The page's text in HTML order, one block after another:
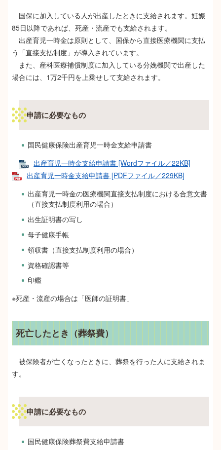
国保に加入している人が出産したときに支給されます。妊娠
85日以降であれば、死産・流産でも支給されます。
出産育児一時金は原則として、国保から直接医療機関に支払
う「直接支払制度」が導入されています。
また、産科医療補償制度に加入している分娩機関で出産した
場合には、1万2千円を上乗せして支給されます。
申請に必要なもの
国民健康保険出産育児一時金支給申請書
出産育児一時金支給申請書 [Wordファイル／22KB]
出産育児一時金支給申請書 [PDFファイル／229KB]
出産育児一時金の医療機関直接支払制度における合意文書
（直接支払制度利用の場合）
出生証明書の写し
母子健康手帳
領収書（直接支払制度利用の場合）
資格確認書等
印鑑
※死産・流産の場合は「医師の証明書」
死亡したとき（葬祭費）
被保険者が亡くなったときに、葬祭を行った人に支給されま
す。
申請に必要なもの
国民健康保険葬祭費支給申請書